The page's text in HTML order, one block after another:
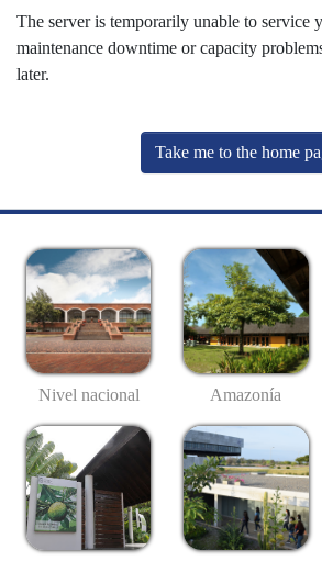
The server is temporarily unable to service
maintenance downtime or capacity
later.
Take me to the home
Nivel nacional Amazonía